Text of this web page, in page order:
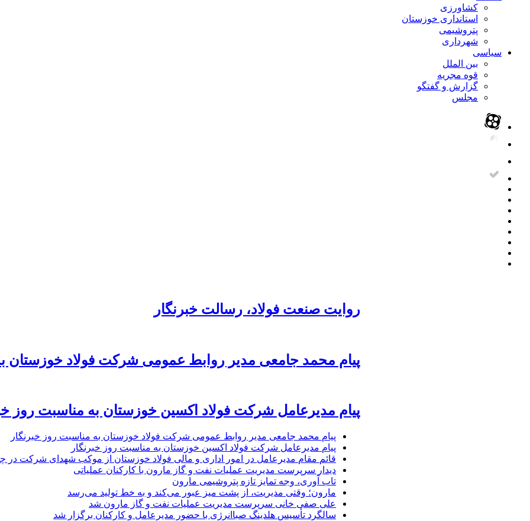
کشاورزی
استانداری خوزستان
پتروشیمی
شهرداری
سیاسی
بین الملل
قوه مجریه
گزارش و گفتگو
مجلس
روایت صنعت فولاد،‌ رسالت خبرنگار
پیام محمد جامعی مدیر روابط عمومی شرکت فولاد خوزستان
پیام مدیرعامل شرکت فولاد اکسین خوزستان به مناسبت روز
پیام محمد جامعی مدیر روابط عمومی شرکت فولاد خوزستان به مناسبت روز خبرنگار
پیام مدیرعامل شرکت فولاد اکسین خوزستان به مناسبت روز خبرنگار
قائم مقام مدیرعامل در امور اداری و مالی فولاد خوزستان از موکب شهدای شرکت در
دیدار سرپرست مدیریت عملیات نفت و گاز مارون با کارکنان عملیاتی
تاب آوری، وجه تمایز تازه پتروشیمی مارون
مارون؛ وقتی مدیریت، از پشت میز عبور می‌کند و به خط تولید می‌رسد
علی صفی خانی سرپرست مدیریت عملیات نفت و گاز مارون شد
سالگرد تأسیس هلدینگ صباانرژی با حضور مدیرعامل و کارکنان برگزار شد